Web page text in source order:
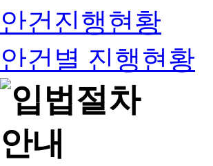
안건진행현황
안건별 진행현황